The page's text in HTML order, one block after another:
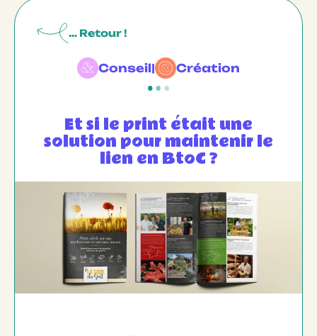
… Retour !
Conseil| Création
Et si le print était une
solution pour maintenir le
lien en BtoC ?